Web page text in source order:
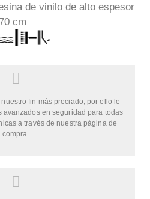
de vinilo de alto espesor
cm
fin más preciado, por ello le
avanzados en seguridad para todas
a través de nuestra página de
compra.